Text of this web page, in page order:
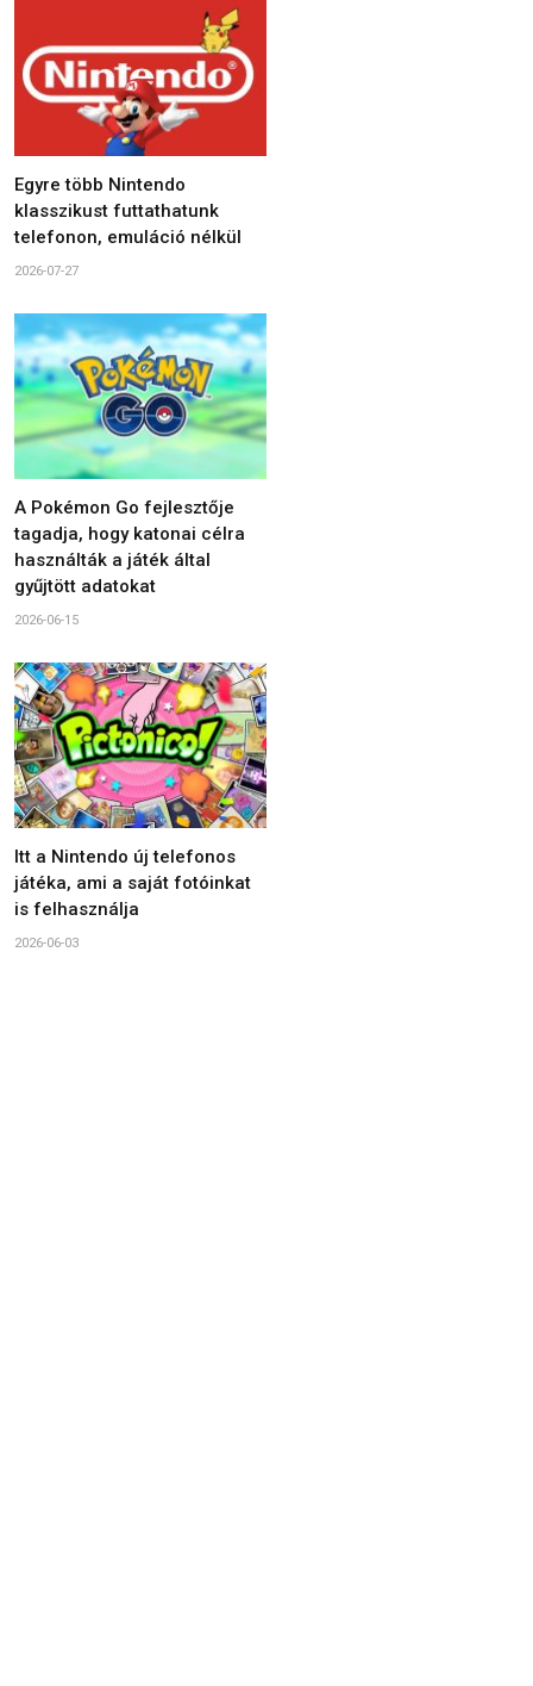
Egyre több Nintendo
klasszikust futtathatunk
telefonon, emuláció nélkül
2026-07-27
A Pokémon Go fejlesztője
tagadja, hogy katonai célra
használták a játék által
gyűjtött adatokat
2026-06-15
Itt a Nintendo új telefonos
játéka, ami a saját fotóinkat
is felhasználja
2026-06-03